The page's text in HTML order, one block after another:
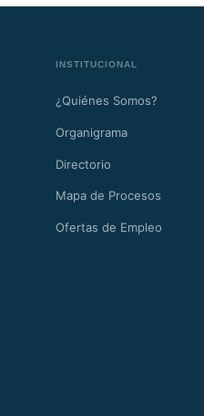
INSTITUCIONAL
¿Quiénes Somos?
Organigrama
Directorio
Mapa de Procesos
Ofertas de Empleo